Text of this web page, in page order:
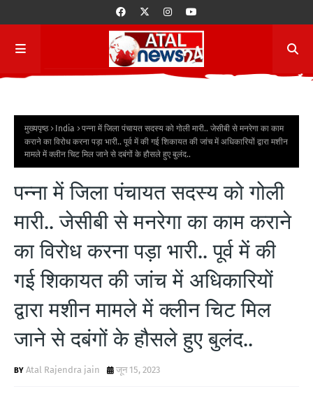
मुख्यपृष्ठ India
पन्ना में जिला पंचायत सदस्य को गोली मारी.. जेसीबी से मनरेगा का काम
कराने का विरोध करना पड़ा भारी.. पूर्व में की गई शिकायत की जांच में अधिकारियों द्वारा मशीन
मामले में क्लीन चिट मिल जाने से दबंगों के हौसले हुए बुलंद..
पन्ना में जिला पंचायत सदस्य को गोली
मारी.. जेसीबी से मनरेगा का काम कराने
का विरोध करना पड़ा भारी.. पूर्व में की
गई शिकायत की जांच में अधिकारियों
द्वारा मशीन मामले में क्लीन चिट मिल
जाने से दबंगों के हौसले हुए बुलंद..
Atal Rajendra jain जून 15, 2023